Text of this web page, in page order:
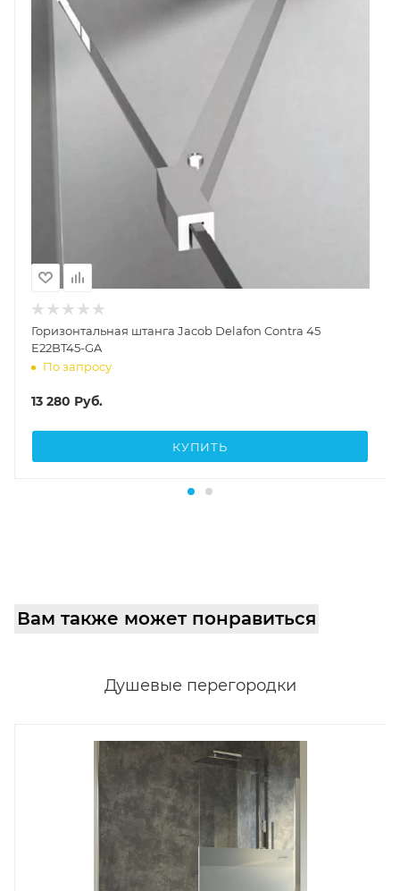
Горизонтальная штанга Jacob Delafon Contra 45
E22BT45-GA
По запросу
13 280 Руб.
КУПИТЬ
Вам также может понравиться
Душевые перегородки